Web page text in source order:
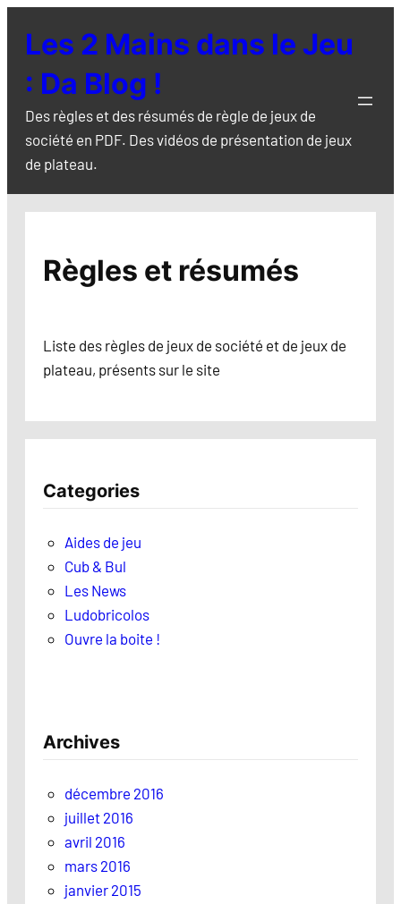
Les 2 Mains dans le Jeu
: Da Blog !
Des règles et des résumés de règle de jeux de
société en PDF. Des vidéos de présentation de jeux
de plateau.
Règles et résumés
Liste des règles de jeux de société et de jeux de
plateau, présents sur le site
Categories
Aides de jeu
Cub & Bul
Les News
Ludobricolos
Ouvre la boite !
Archives
décembre 2016
juillet 2016
avril 2016
mars 2016
janvier 2015